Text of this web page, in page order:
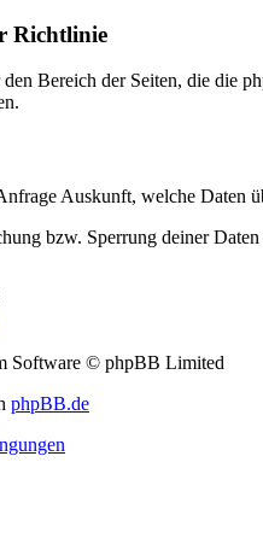
Richtlinie
Bereich der Seiten, die die
Auskunft, welche Daten
bzw. Sperrung deiner
Software © phpBB Limited
phpBB.de